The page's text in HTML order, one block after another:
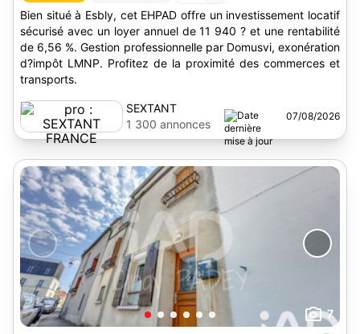
Bien situé à Esbly, cet EHPAD offre un investissement locatif
sécurisé avec un loyer annuel de 11 940 ? et une rentabilité
de 6,56 %. Gestion professionnelle par Domusvi, exonération
d?impôt LMNP. Profitez de la proximité des commerces et
transports.
SEXTANT
FRANCE
1 300 annonces
07/08/2026
7